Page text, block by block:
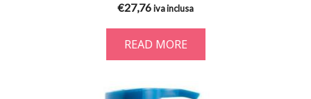
€27,76iva inclusa
READ MORE